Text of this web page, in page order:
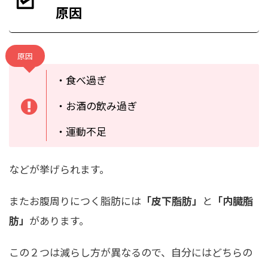
原因
原因
・食べ過ぎ
・お酒の飲み過ぎ
・運動不足
などが挙げられます。
またお腹周りにつく脂肪には 「皮下脂肪」 と 「内臓脂
肪」 があります。
この２つは減らし方が異なるので、自分にはどちらの